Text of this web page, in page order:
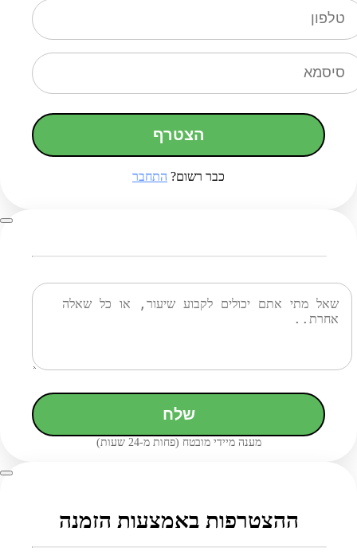
הצטרף
כבר רשום? התחבר
שלח
מענה מיידי מובטח (פחות מ-24 שעות)
ההצטרפות באמצעות הזמנה